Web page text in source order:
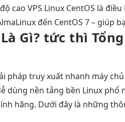
cao VPS Linux CentOS là
đến CentOS 7 – giúp
Là Gì? tức thì
pháptruy xuất nhanh máy chủ
dùng nền tảng bền Linux phổ
hãng. Dưới đây là những